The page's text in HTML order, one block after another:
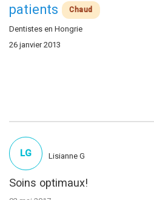
patients
Chaud
Dentistes en Hongrie
26 janvier 2013
Soins optimaux!
LG Lisianne G